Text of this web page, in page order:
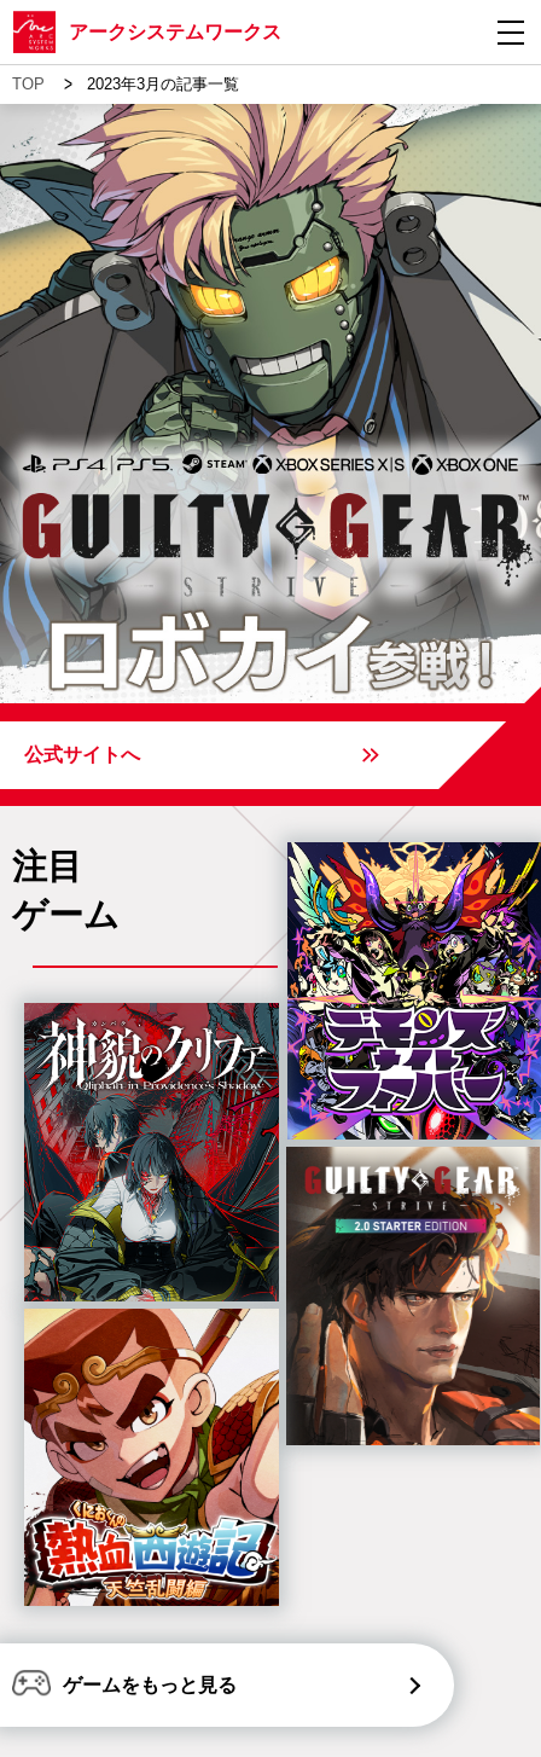
アークシステムワークス
TOP > 2023年3月の記事一覧
公式サイトへ
注目
ゲーム
ゲームをもっと見る